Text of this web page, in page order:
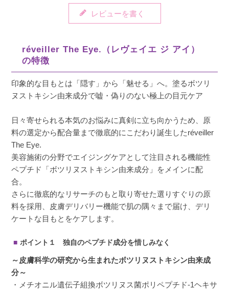
りり 購入者
非公開
投稿日
2026/07/02
アイクリームはもうこれしか使えません。少し
高額だからそこだけ‥
非公開
投稿日
2025/04/20
目まわりの小じわがきになり、購入しました。
す。
レビューを書く
réveiller The Eye.（レヴェイエ ジ アイ）
の特徴
印象的な目もとは「隠す」から「魅せる」へ。塗るボツリ
ヌストキシン由来成分で嘘・偽りのない極上の目元ケア
日々寄せられる本気のお悩みに真剣に立ち向かうため、原
料の選定から配合量まで徹底的にこだわり誕生したréveiller
The Eye.
美容施術の分野でエイジングケアとして注目される機能性
ペプチド「ボツリヌストキシン由来成分」をメインに配
合。
さらに徹底的なリサーチのもと取り寄せた選りすぐりの原
料を採用、皮膚デリバリー機能で肌の隅々まで届け、デリ
ケートな目もとをケアします。
ポイント１ 独自のペプチド成分を惜しみなく
～皮膚科学の研究から生まれたボツリヌストキシン由来成
分～
・メチオニル遺伝子組換ボツリヌス菌ポリペプチド-1ヘキサ